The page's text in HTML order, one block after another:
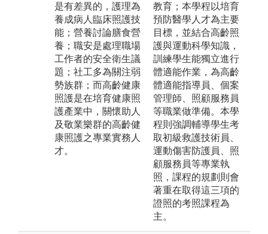
是有差異的，護理為
養成病人臨床照護技
能；營養討論膳食營
養；職安是處理職場
工作者的安全衛生議
題；社工多為關注弱
勢族群；而高齡健康
照護是在培育健康照
護產業中，關懷助人
及敬業樂群的高齡健
康照護之專業實務人
才。
教育；本學程以培育
預防醫學人才為主要
目標，並結合高齡照
護與運動科學知識，
訓練學生能獨立進行
體適能作業，為高齡
體適能指導員、個案
管理師、照顧服務員
等職業做準備。本學
程則強調輔導學生考
取初級救護技術員、
運動傷害防護員、照
顧服務員等專業執
照，課程的規劃則會
著重在取得這三項的
證照的考照課程為
主。